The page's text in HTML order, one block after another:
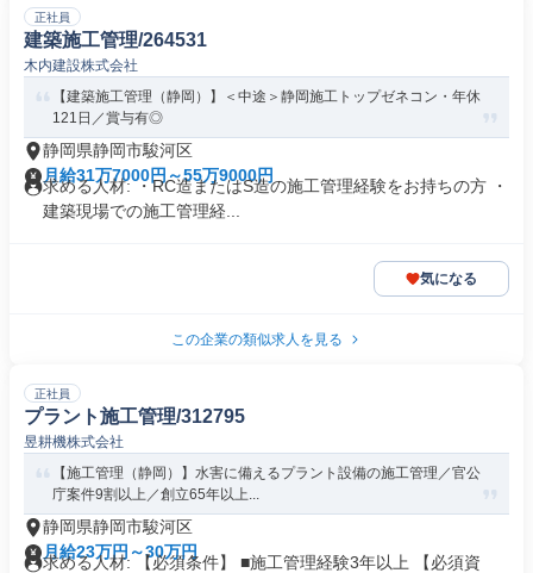
正社員
建築施工管理/264531
木内建設株式会社
【建築施工管理（静岡）】＜中途＞静岡施工トップゼネコン・年休
121日／賞与有◎
静岡県静岡市駿河区
月給31万7000円～55万9000円
求める人材: ・RC造またはS造の施工管理経験をお持ちの方 ・
建築現場での施工管理経...
気になる
この企業の類似求人を見る
正社員
プラント施工管理/312795
昱耕機株式会社
【施工管理（静岡）】水害に備えるプラント設備の施工管理／官公
庁案件9割以上／創立65年以上...
静岡県静岡市駿河区
月給23万円～30万円
求める人材: 【必須条件】 ■施工管理経験3年以上 【必須資